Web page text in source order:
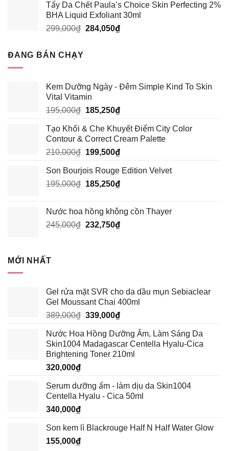
là:
219,000₫.
tại
là:
208,050₫.
Tẩy Da Chết Paula’s Choice Skin Perfecting 2%
BHA Liquid Exfoliant 30ml
299,000₫ Giá
284,050₫Giá
ĐANG BÁN CHẠY
Kem Dưỡng Ngày - Đêm Simple Kind To Skin
Vital Vitamin
195,000₫ Giá
là:
195,000₫.
185,250₫Giá
tại
là:
185,250₫.
Tạo Khối & Che Khuyết Điểm City Color
Contour & Correct Cream Palette
210,000₫ Giá
là:
210,000₫.
199,500₫Giá
tại
là:
Son Bourjois Rouge Edition Velvet
195,000₫ Giá
195,000₫.
185,250₫Giá
là:
185,250₫.
Nước hoa hồng không cồn Thayer
245,000₫ Giá
232,750₫Giá
MỚI NHẤT
Gel rửa mặt SVR cho da dầu mụn Sebiaclear
Gel Moussant Chai 400ml
389,000₫ Giá
là:
389,000₫.
339,000₫Giá
tại
là:
339,000₫.
Nước Hoa Hồng Dưỡng Ẩm, Làm Sáng Da
Skin1004 Madagascar Centella Hyalu-Cica
Brightening Toner 210ml
320,000₫
Serum dưỡng ẩm - làm dịu da Skin1004
Centella Hyalu - Cica 50ml
340,000₫
Son kem lì Blackrouge Half N Half Water Glow
155,000₫